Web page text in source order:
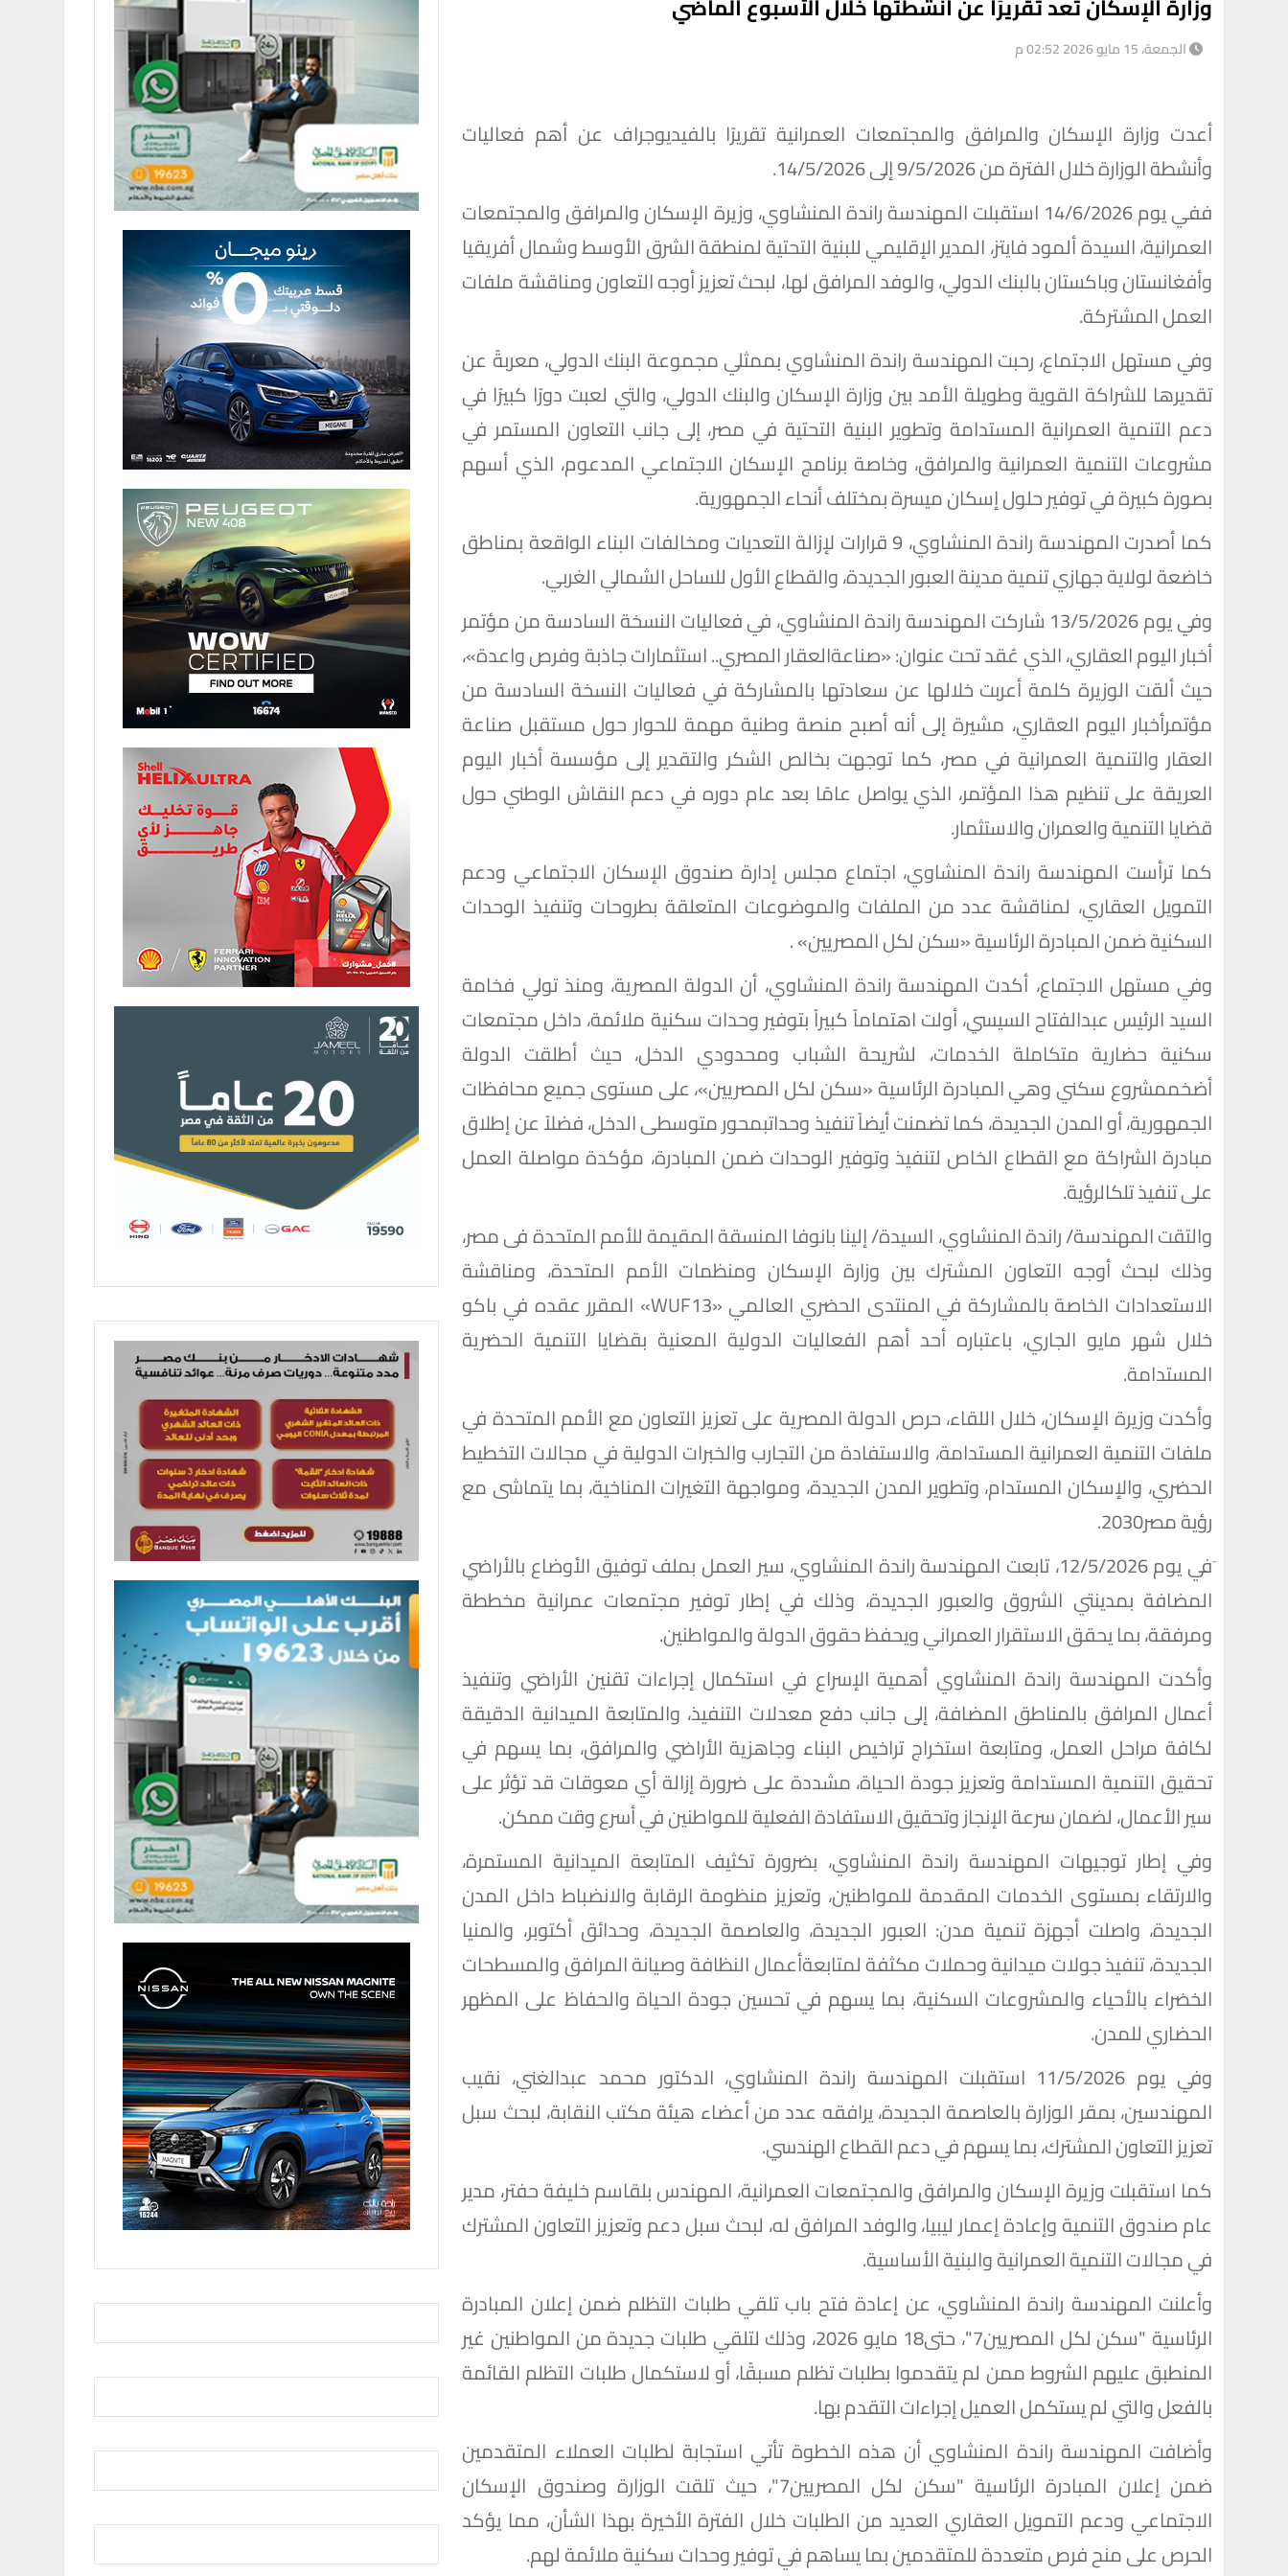
الجمعة، 15 مايو 2026 02:52 م
أعدت وزارة الإسكان والمرافق والمجتمعات العمرانية تقريرًا بالفيديوجراف عن أهم فعاليات
وأنشطة الوزارة خلال الفترة من 9/5/2026 إلى 14/5/2026.
ففي يوم 14/6/2026 استقبلت المهندسة راندة المنشاوي، وزيرة الإسكان والمرافق والمجتمعات
العمرانية، السيدة ألمود فايتز، المدير الإقليمي للبنية التحتية لمنطقة الشرق الأوسط وشمال أفريقيا
وأفغانستان وباكستان بالبنك الدولي، والوفد المرافق لها، لبحث تعزيز أوجه التعاون ومناقشة ملفات
العمل المشتركة.
وفي مستهل الاجتماع، رحبت المهندسة راندة المنشاوي بممثلي مجموعة البنك الدولي، معربةً عن
تقديرها للشراكة القوية وطويلة الأمد بين وزارة الإسكان والبنك الدولي، والتي لعبت دورًا كبيرًا في
دعم التنمية العمرانية المستدامة وتطوير البنية التحتية في مصر، إلى جانب التعاون المستمر في
مشروعات التنمية العمرانية والمرافق، وخاصة برنامج الإسكان الاجتماعي المدعوم، الذي أسهم
بصورة كبيرة في توفير حلول إسكان ميسرة بمختلف أنحاء الجمهورية.
كما أصدرت المهندسة راندة المنشاوي، 9 قرارات لإزالة التعديات ومخالفات البناء الواقعة بمناطق
خاضعة لولاية جهازي تنمية مدينة العبور الجديدة، والقطاع الأول للساحل الشمالي الغربي.
وفي يوم 13/5/2026 شاركت المهندسة راندة المنشاوي، في فعاليات النسخة السادسة من مؤتمر
أخبار اليوم العقاري، الذي عُقد تحت عنوان: «صناعةالعقار المصري.. استثمارات جاذبة وفرص واعدة»،
حيث ألقت الوزيرة كلمة أعربت خلالها عن سعادتها بالمشاركة في فعاليات النسخة السادسة من
مؤتمرأخبار اليوم العقاري، مشيرة إلى أنه أصبح منصة وطنية مهمة للحوار حول مستقبل صناعة
العقار والتنمية العمرانية في مصر، كما توجهت بخالص الشكر والتقدير إلى مؤسسة أخبار اليوم
العريقة على تنظيم هذا المؤتمر، الذي يواصل عامًا بعد عام دوره في دعم النقاش الوطني حول
قضايا التنمية والعمران والاستثمار.
كما ترأست المهندسة راندة المنشاوي، اجتماع مجلس إدارة صندوق الإسكان الاجتماعي ودعم
التمويل العقاري، لمناقشة عدد من الملفات والموضوعات المتعلقة بطروحات وتنفيذ الوحدات
السكنية ضمن المبادرة الرئاسية «سكن لكل المصريين» .
وفي مستهل الاجتماع، أكدت المهندسة راندة المنشاوي، أن الدولة المصرية، ومنذ تولي فخامة
السيد الرئيس عبدالفتاح السيسي، أولت اهتماماً كبيراً بتوفير وحدات سكنية ملائمة، داخل مجتمعات
سكنية حضارية متكاملة الخدمات، لشريحة الشباب ومحدودي الدخل، حيث أطلقت الدولة
أضخممشروع سكني وهي المبادرة الرئاسية «سكن لكل المصريين»، على مستوى جميع محافظات
الجمهورية، أو المدن الجديدة، كما تضمنت أيضاً تنفيذ وحداتبمحور متوسطى الدخل، فضلاً عن إطلاق
مبادرة الشراكة مع القطاع الخاص لتنفيذ وتوفير الوحدات ضمن المبادرة، مؤكدة مواصلة العمل
على تنفيذ تلكالرؤية.
والتقت المهندسة/ راندة المنشاوي، السيدة/ إلينا بانوفا المنسقة المقيمة للأمم المتحدة فى مصر،
وذلك لبحث أوجه التعاون المشترك بين وزارة الإسكان ومنظمات الأمم المتحدة، ومناقشة
الاستعدادات الخاصة بالمشاركة في المنتدى الحضري العالمي «WUF13» المقرر عقده في باكو
خلال شهر مايو الجاري، باعتباره أحد أهم الفعاليات الدولية المعنية بقضايا التنمية الحضرية
المستدامة.
وأكدت وزيرة الإسكان، خلال اللقاء، حرص الدولة المصرية على تعزيز التعاون مع الأمم المتحدة في
ملفات التنمية العمرانية المستدامة، والاستفادة من التجارب والخبرات الدولية في مجالات التخطيط
الحضري، والإسكان المستدام، وتطوير المدن الجديدة، ومواجهة التغيرات المناخية، بما يتماشى مع
رؤية مصر2030.
َفي يوم 12/5/2026، تابعت المهندسة راندة المنشاوي، سير العمل بملف توفيق الأوضاع بالأراضي
المضافة بمدينتي الشروق والعبور الجديدة، وذلك في إطار توفير مجتمعات عمرانية مخططة
ومرفقة، بما يحقق الاستقرار العمراني ويحفظ حقوق الدولة والمواطنين.
وأكدت المهندسة راندة المنشاوي أهمية الإسراع في استكمال إجراءات تقنين الأراضي وتنفيذ
أعمال المرافق بالمناطق المضافة، إلى جانب دفع معدلات التنفيذ، والمتابعة الميدانية الدقيقة
لكافة مراحل العمل، ومتابعة استخراج تراخيص البناء وجاهزية الأراضي والمرافق، بما يسهم في
تحقيق التنمية المستدامة وتعزيز جودة الحياة، مشددة على ضرورة إزالة أي معوقات قد تؤثر على
سير الأعمال، لضمان سرعة الإنجاز وتحقيق الاستفادة الفعلية للمواطنين في أسرع وقت ممكن.
وفي إطار توجيهات المهندسة راندة المنشاوي، بضرورة تكثيف المتابعة الميدانية المستمرة،
والارتقاء بمستوى الخدمات المقدمة للمواطنين، وتعزيز منظومة الرقابة والانضباط داخل المدن
الجديدة، واصلت أجهزة تنمية مدن: العبور الجديدة، والعاصمة الجديدة، وحدائق أكتوبر، والمنيا
الجديدة، تنفيذ جولات ميدانية وحملات مكثفة لمتابعةأعمال النظافة وصيانة المرافق والمسطحات
الخضراء بالأحياء والمشروعات السكنية، بما يسهم في تحسين جودة الحياة والحفاظ على المظهر
الحضاري للمدن.
وفي يوم 11/5/2026 استقبلت المهندسة راندة المنشاوي، الدكتور محمد عبدالغني، نقيب
المهندسين، بمقر الوزارة بالعاصمة الجديدة، يرافقه عدد من أعضاء هيئة مكتب النقابة، لبحث سبل
تعزيز التعاون المشترك، بما يسهم في دعم القطاع الهندسي.
كما استقبلت وزيرة الإسكان والمرافق والمجتمعات العمرانية، المهندس بلقاسم خليفة حفتر، مدير
عام صندوق التنمية وإعادة إعمار ليبيا، والوفد المرافق له، لبحث سبل دعم وتعزيز التعاون المشترك
في مجالات التنمية العمرانية والبنية الأساسية.
وأعلنت المهندسة راندة المنشاوي، عن إعادة فتح باب تلقي طلبات التظلم ضمن إعلان المبادرة
الرئاسية "سكن لكل المصريين7"، حتى18 مايو 2026، وذلك لتلقي طلبات جديدة من المواطنين غير
المنطبق عليهم الشروط ممن لم يتقدموا بطلبات تظلم مسبقًا، أو لاستكمال طلبات التظلم القائمة
بالفعل والتي لم يستكمل العميل إجراءات التقدم بها.
وأضافت المهندسة راندة المنشاوي أن هذه الخطوة تأتي استجابة لطلبات العملاء المتقدمين
ضمن إعلان المبادرة الرئاسية "سكن لكل المصريين7"، حيث تلقت الوزارة وصندوق الإسكان
الاجتماعي ودعم التمويل العقاري العديد من الطلبات خلال الفترة الأخيرة بهذا الشأن، مما يؤكد
الحرص على منح فرص متعددة للمتقدمين بما يساهم في توفير وحدات سكنية ملائمة لهم.